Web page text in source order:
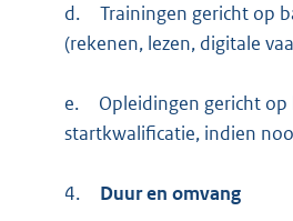
d.
Trainingen gericht op
(rekenen, lezen, digitale
e.
Opleidingen gericht
startkwalificatie, indien
4. Duur en omvang